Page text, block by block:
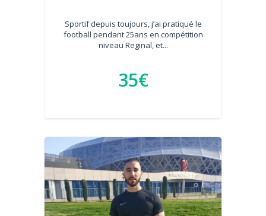
Sportif depuis toujours, j’ai pratiqué le
football pendant 25ans en compétition
niveau Reginal, et...
35€